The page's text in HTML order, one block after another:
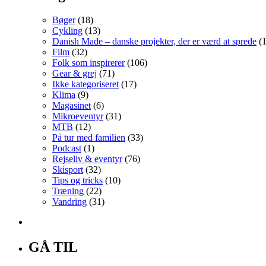
Bøger(18)
Cykling (13)
Danish Made – danske projekter, der er værd at sprede
Film (32)
Folk som inspirerer(106)
Gear & grej (71)
Ikke kategoriseret (17)
Klima (9)
Magasinet (6)
Mikroeventyr(31)
MTB (12)
På tur med familien (33)
Podcast (1)
Rejseliv & eventyr(76)
Skisport (32)
Tips og tricks (10)
Træning (22)
Vandring (31)
GÅ TIL